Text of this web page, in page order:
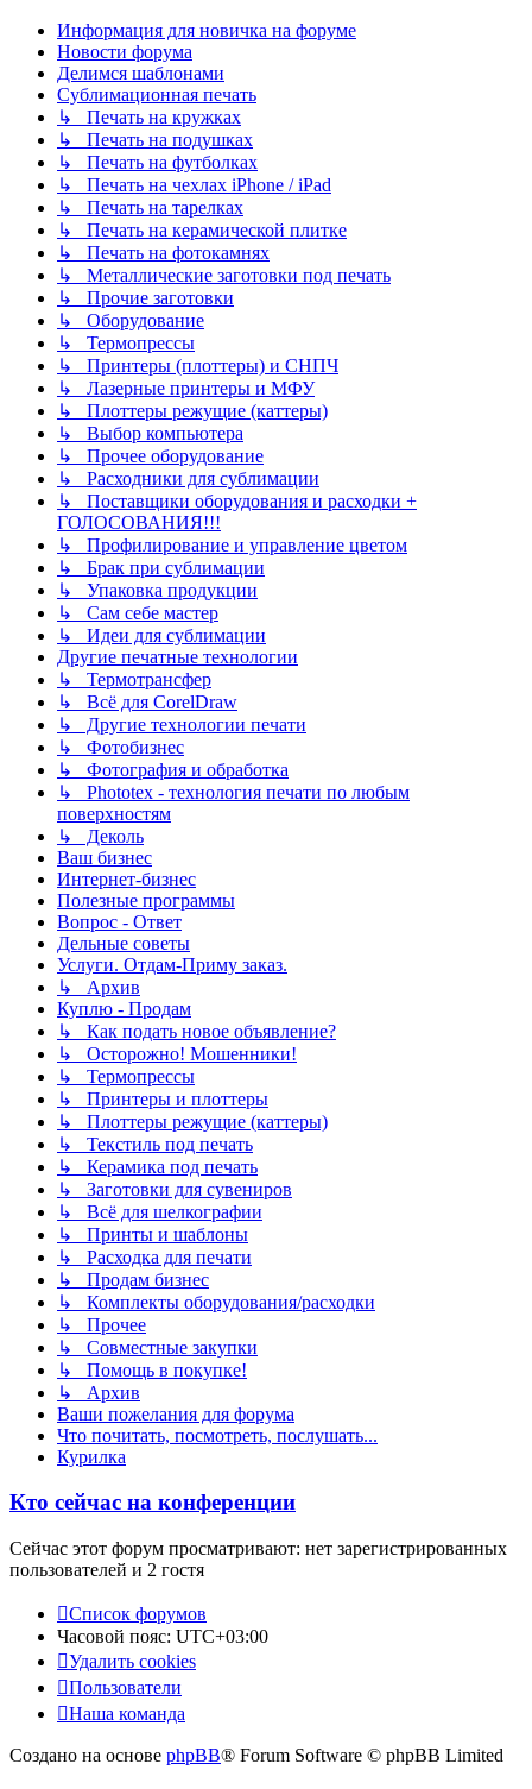
Информация для новичка на форуме
Новости форума
Делимся шаблонами
Сублимационная печать
↳ Печать на кружках
↳ Печать на подушках
↳ Печать на футболках
↳ Печать на чехлах iPhone / iPad
↳ Печать на тарелках
↳ Печать на керамической плитке
↳ Печать на фотокамнях
↳ Металлические заготовки под печать
↳ Прочие заготовки
↳ Оборудование
↳ Термопрессы
↳ Принтеры (плоттеры) и СНПЧ
↳ Лазерные принтеры и МФУ
↳ Плоттеры режущие (каттеры)
↳ Выбор компьютера
↳ Прочее оборудование
↳ Расходники для сублимации
↳ Поставщики оборудования и расходки +
ГОЛОСОВАНИЯ!!!
↳ Профилирование и управление цветом
↳ Брак при сублимации
↳ Упаковка продукции
↳ Сам себе мастер
↳ Идеи для сублимации
Другие печатные технологии
↳ Термотрансфер
↳ Всё для CorelDraw
↳ Другие технологии печати
↳ Фотобизнес
↳ Фотография и обработка
↳ Phototex - технология печати по любым
поверхностям
↳ Деколь
Ваш бизнес
Интернет-бизнес
Полезные программы
Вопрос - Ответ
Дельные советы
Услуги. Отдам-Приму заказ.
↳ Архив
Куплю - Продам
↳ Как подать новое объявление?
↳ Осторожно! Мошенники!
↳ Термопрессы
↳ Принтеры и плоттеры
↳ Плоттеры режущие (каттеры)
↳ Текстиль под печать
↳ Керамика под печать
↳ Заготовки для сувениров
↳ Всё для шелкографии
↳ Принты и шаблоны
↳ Расходка для печати
↳ Продам бизнес
↳ Комплекты оборудования/расходки
↳ Прочее
↳ Совместные закупки
↳ Помощь в покупке!
↳ Архив
Ваши пожелания для форума
Что почитать, посмотреть, послушать...
Курилка
Кто сейчас на конференции
Сейчас этот форум просматривают: нет зарегистрированных
пользователей и 2 гостя
Список форумов
Часовой пояс: UTC+03:00
Удалить cookies
Пользователи
Наша команда
Создано на основе phpBB® Forum Software © phpBB Limited